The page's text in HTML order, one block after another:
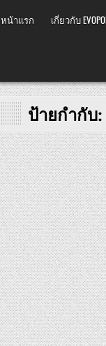
หน้าแรก เกี่ยวกับ
ป้ายกำกับ: